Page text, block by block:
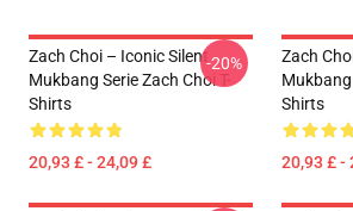
Zach Choi – Iconic Silent
Mukbang Serie Zach Choi T-
Shirts
20,93 £ - 24,09 £
-20%
Zach
Mukbang
Shirts
20,93 £ -